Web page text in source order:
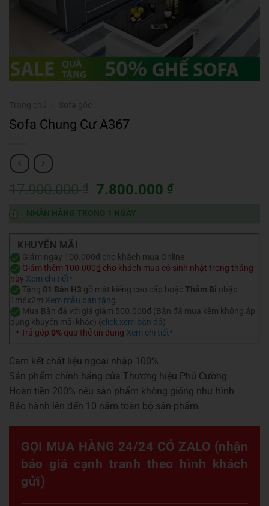
Sofa Chung Cư A367
17.900.000 ₫
Giá
là:
7.800.000 ₫Giá
NHẬN HÀNG TRONG 1 NGÀY
KHUYẾN MÃI
Giảm ngay 100.000đ cho khách mua Online
Giảm thêm 100.000₫ cho khách mua có sinh nhật trong tháng
này Xem chi tiết*
Tặng 01 Bàn H3 gỗ mặt kiếng cao cấp hoặc Thảm Bỉ nhập
1m6x2m Xem mẫu bàn tặng
Mua Bàn đá với giá giảm 500.000đ (Bàn đá mua kèm không áp
dụng khuyến mãi khác) (click xem bàn đá)
* Trả góp 0% qua thẻ tín dụng Xem chi tiết*
Cam kết chất liệu ngoại nhập 100%
Sản phẩm chính hãng của Thương hiệu Phú Cường
Hoàn tiền 200% nếu sản phẩm không giống như hình
Bảo hành lên đến 10 năm toàn bộ sản phẩm
GỌI MUA HÀNG 24/24 CÓ ZALO (nhận
báo giá cạnh tranh theo hình khách
gửi)